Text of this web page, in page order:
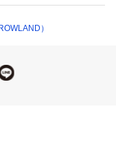
号をお申し付けくだ
）